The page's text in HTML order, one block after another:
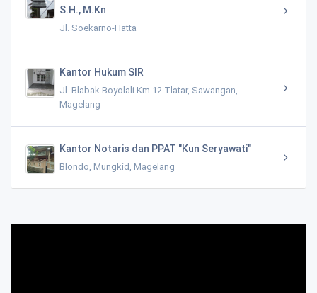
S.H., M.Kn
Jl. Soekarno-Hatta
Kantor Hukum SIR
Jl. Blabak Boyolali Km.12 Tlatar, Sawangan,
Magelang
Kantor Notaris dan PPAT "Kun Seryawati"
Blondo, Mungkid, Magelang